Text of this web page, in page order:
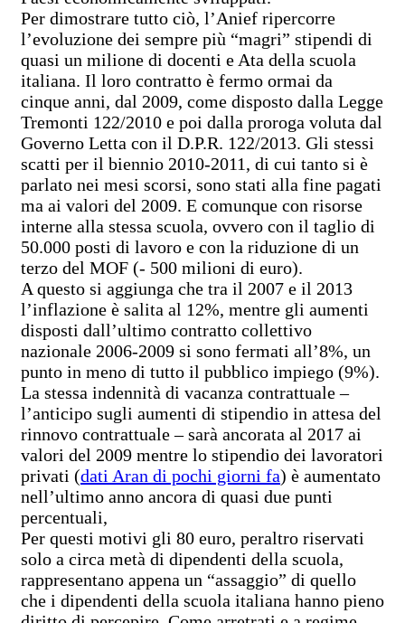
Per dimostrare tutto ciò, l’Anief ripercorre
l’evoluzione dei sempre più “magri” stipendi di
quasi un milione di docenti e Ata della scuola
italiana. Il loro contratto è fermo ormai da
cinque anni, dal 2009, come disposto dalla Legge
Tremonti 122/2010 e poi dalla proroga voluta dal
Governo Letta con il D.P.R. 122/2013. Gli stessi
scatti per il biennio 2010-2011, di cui tanto si è
parlato nei mesi scorsi, sono stati alla fine pagati
ma ai valori del 2009. E comunque con risorse
interne alla stessa scuola, ovvero con il taglio di
50.000 posti di lavoro e con la riduzione di un
terzo del MOF (- 500 milioni di euro).
A questo si aggiunga che tra il 2007 e il 2013
l’inflazione è salita al 12%, mentre gli aumenti
disposti dall’ultimo contratto collettivo
nazionale 2006-2009 si sono fermati all’8%, un
punto in meno di tutto il pubblico impiego (9%).
La stessa indennità di vacanza contrattuale –
l’anticipo sugli aumenti di stipendio in attesa del
rinnovo contrattuale – sarà ancorata al 2017 ai
valori del 2009 mentre lo stipendio dei lavoratori
privati (dati Aran di pochi giorni fa) è aumentato
nell’ultimo anno ancora di quasi due punti
percentuali,
Per questi motivi gli 80 euro, peraltro riservati
solo a circa metà di dipendenti della scuola,
rappresentano appena un “assaggio” di quello
che i dipendenti della scuola italiana hanno pieno